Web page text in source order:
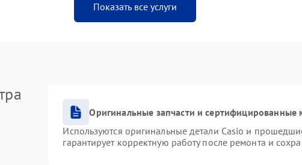
Показать все услуги
Оригинальные запчасти и сертифицированные
Используются оригинальные детали Casio и
гарантирует корректную работу после ремонта и